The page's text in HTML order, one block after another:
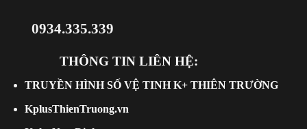
0934.335.339
THÔNG TIN LIÊN HỆ:
TRUYỀN HÌNH SỐ VỆ TINH K+ THIÊN TRƯỜNG
KplusThienTruong.vn